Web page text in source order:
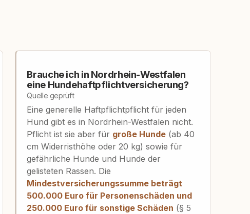
Brauche ich in Nordrhein-Westfalen
eine Hundehaftpflichtversicherung?
Quelle geprüft
Eine generelle Haftpflichtpflicht für jeden
Hund gibt es in Nordrhein-Westfalen nicht.
Pflicht ist sie aber für große Hunde (ab 40
cm Widerristhöhe oder 20 kg) sowie für
gefährliche Hunde und Hunde der
gelisteten Rassen. Die
Mindestversicherungssumme beträgt
500.000 Euro für Personenschäden und
250.000 Euro für sonstige Schäden (§ 5